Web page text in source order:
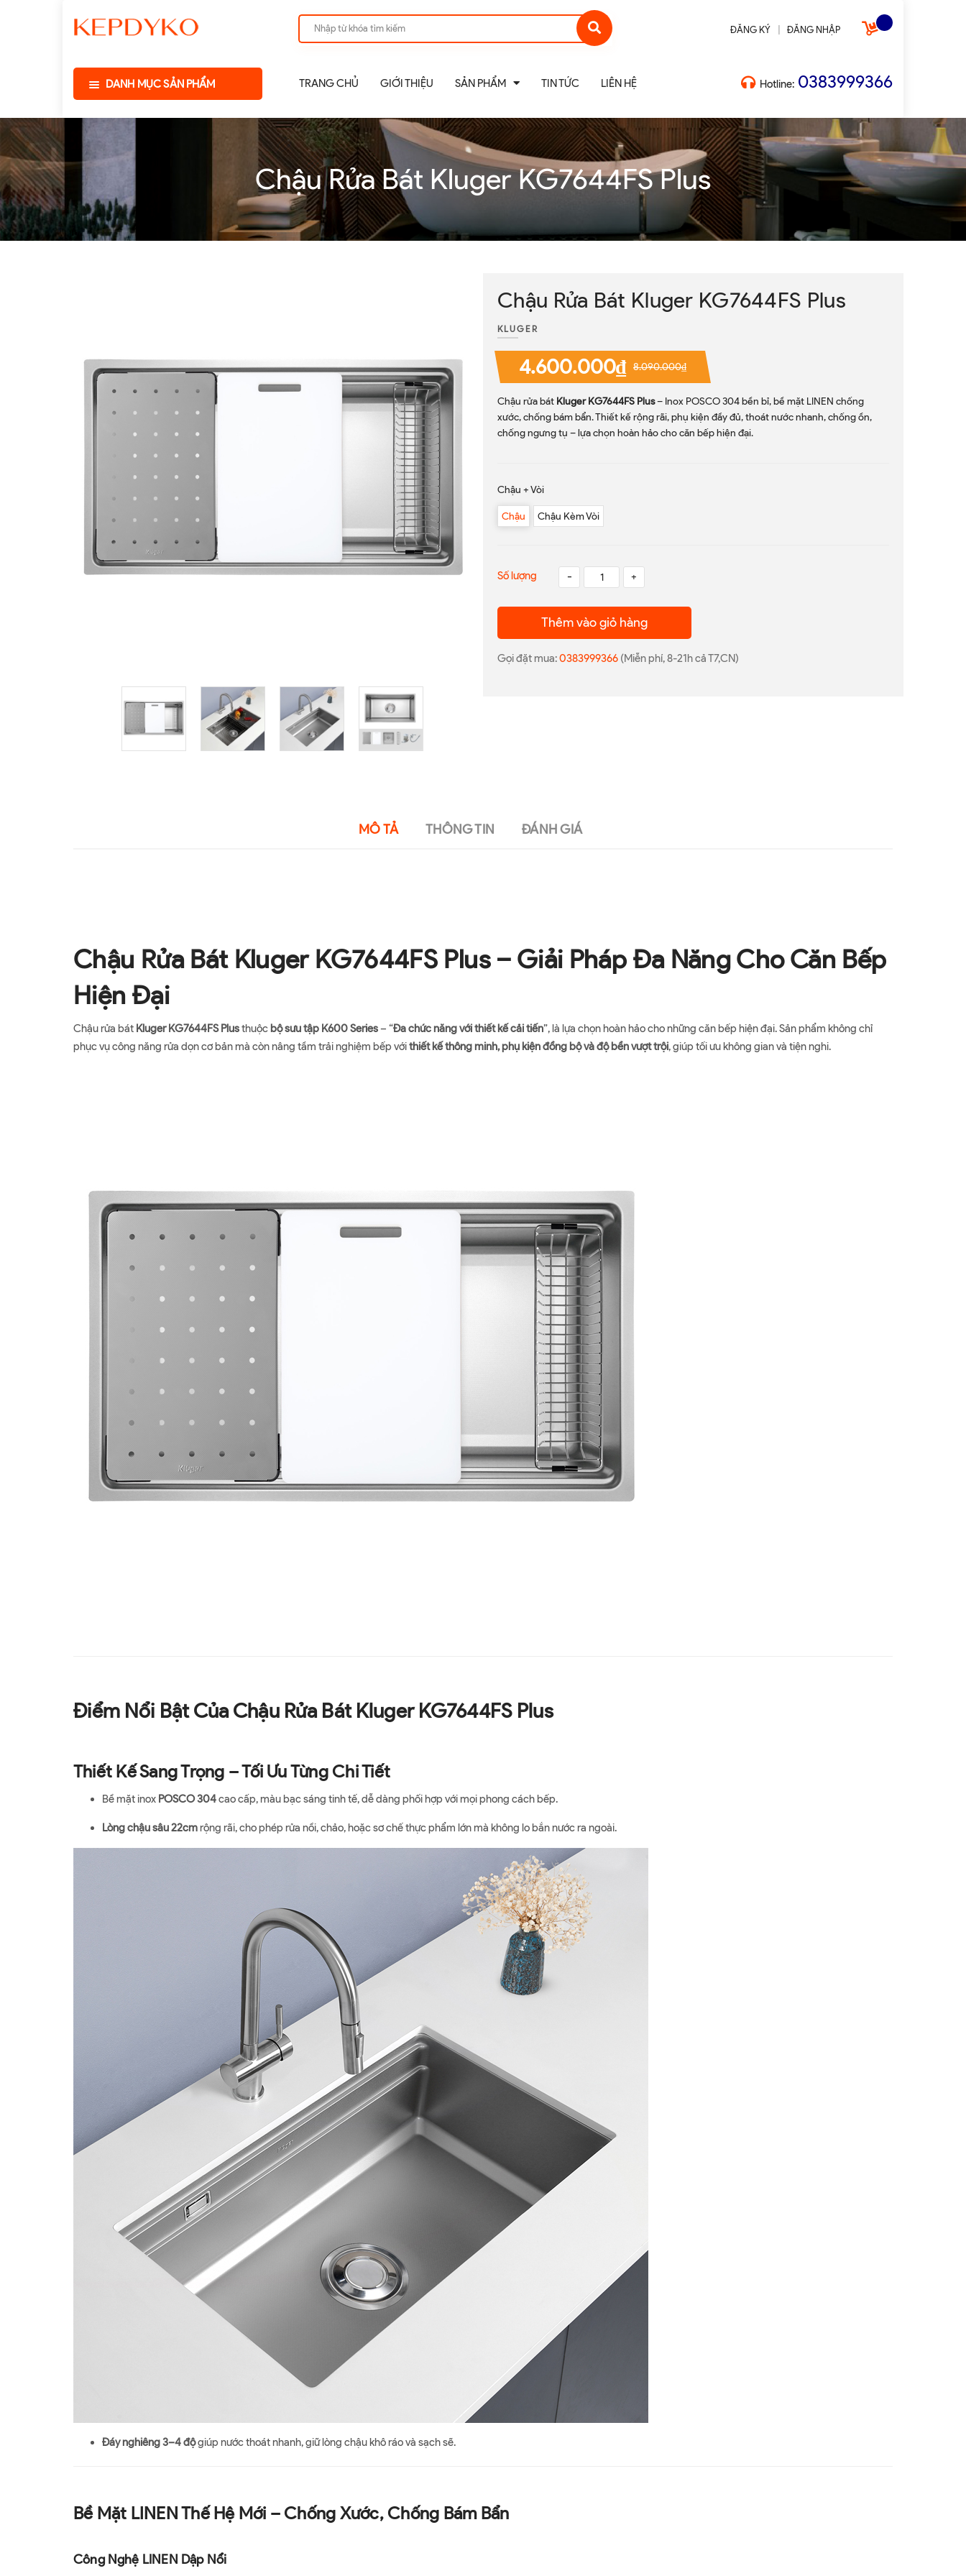
ĐĂNG KÝ ĐĂNG NHẬP
DANH MỤC SẢN PHẨM TRANG CHỦ GIỚI THIỆU SẢN PHẨM TIN TỨC LIÊN HỆ Hotline: 0383999366
Chậu Rửa Bát Kluger KG7644FS Plus
Chậu Rửa Bát Kluger KG7644FS Plus
KLUGER
4.600.000₫ 8.090.000₫
Chậu rửa bát Kluger KG7644FS Plus– Inox POSCO 304 bền bỉ, bề mặt LINEN chống
xước, chống bám bẩn. Thiết kế rộng rãi, phụ kiện đầy đủ, thoát nước nhanh, chống ồn,
chống ngưng tụ – lựa chọn hoàn hảo cho căn bếp hiện đại.
Chậu + Vòi
Chậu Chậu Kèm Vòi
Số lượng - +
Thêm vào giỏ hàng
Gọi đặt mua:0383999366 (Miễn phí, 8-21h cả T7,CN)
MÔ TẢ THÔNG TIN ĐÁNH GIÁ
Chậu Rửa Bát Kluger KG7644FS Plus – Giải Pháp Đa Năng Cho Căn Bếp
Hiện Đại
Chậu rửa bát Kluger KG7644FS Plusthuộc bộ sưu tập K600 Series– “Đa chức năng với thiết kế cải tiến”, là lựa chọn hoàn hảo cho những căn bếp hiện đại. Sản phẩm không chỉ
phục vụ công năng rửa dọn cơ bản mà còn nâng tầm trải nghiệm bếp vớithiết kế thông minh, phụ kiện đồng bộ và độ bền vượt trội, giúp tối ưu không gian và tiện nghi.
Điểm Nổi Bật Của Chậu Rửa Bát Kluger KG7644FS Plus
Thiết Kế Sang Trọng – Tối Ưu Từng Chi Tiết
Bề mặt inox POSCO 304cao cấp, màu bạc sáng tinh tế, dễ dàng phối hợp với mọi phong cách bếp.
Lòng chậu sâu 22cmrộng rãi, cho phép rửa nồi, chảo, hoặc sơ chế thực phẩm lớn mà không lo bắn nước ra ngoài.
Đáy nghiêng 3–4 độgiúp nước thoát nhanh, giữ lòng chậu khô ráo và sạch sẽ.
Bề Mặt LINEN Thế Hệ Mới – Chống Xước, Chống Bám Bẩn
Công Nghệ LINEN Dập Nổi